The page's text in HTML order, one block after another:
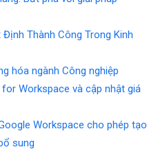
Thành Công Trong Kinh
hóa ngành Công nghiệp
Workspace và cập nhật giá
Workspace cho phép tạo
sung